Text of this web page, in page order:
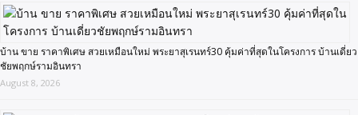
บ้าน ขาย ราคาพิเศษ สวยเหมือนใหม่ พระยาสุเรนทร์30 คุ้มค่าที่สุดในโครงการ บ้านเดี่ยว
ชัยพฤกษ์รามอินทรา
August 8, 2026